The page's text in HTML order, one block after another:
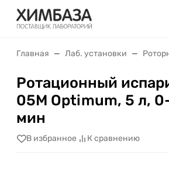
Главная Лаб. установки
Ротационный
05M Optimum, 5 л,
мин
В избранное К сравнению